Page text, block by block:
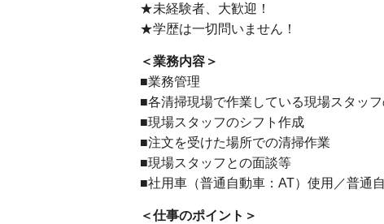
★未経験者、大歓迎！
★学歴は一切問いません！
＜業務内容＞
■業務管理
■各清掃現場で作業している現場スタッ
■現場スタッフのシフト作成
■注文を受けた場所での清掃作業
■現場スタッフとの面談等
■社用車（普通自動車：AT）使用／普通
＜仕事のポイント＞